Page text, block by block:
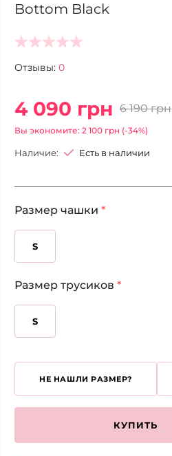
Bottom Black
Отзывы: 0
4 090 грн 6 190 грн
Вы экономите: 2 100 грн (-34%)
Наличие: Есть в наличии
Размер чашки *
S
Размер трусиков *
S
НЕ НАШЛИ РАЗМЕР?
КУПИТЬ